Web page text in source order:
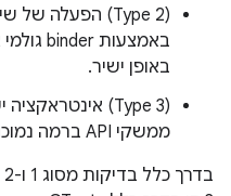
באופן ישיר.
ממשקי API ברמה נמוכה או ממשקי IPC.